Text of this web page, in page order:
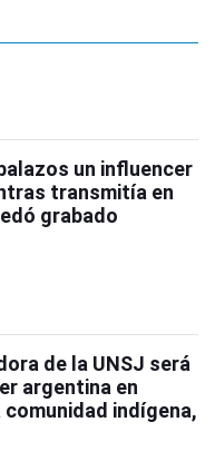
un influencer
transmitía en
grabado
de la UNSJ será
argentina en
comunidad indígena,